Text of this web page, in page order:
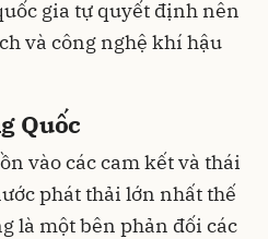
gia tự quyết định nên
và công nghệ khí hậu
Quốc
vào các cam kết và thái
phát thải lớn nhất thế
là một bên phản đối các